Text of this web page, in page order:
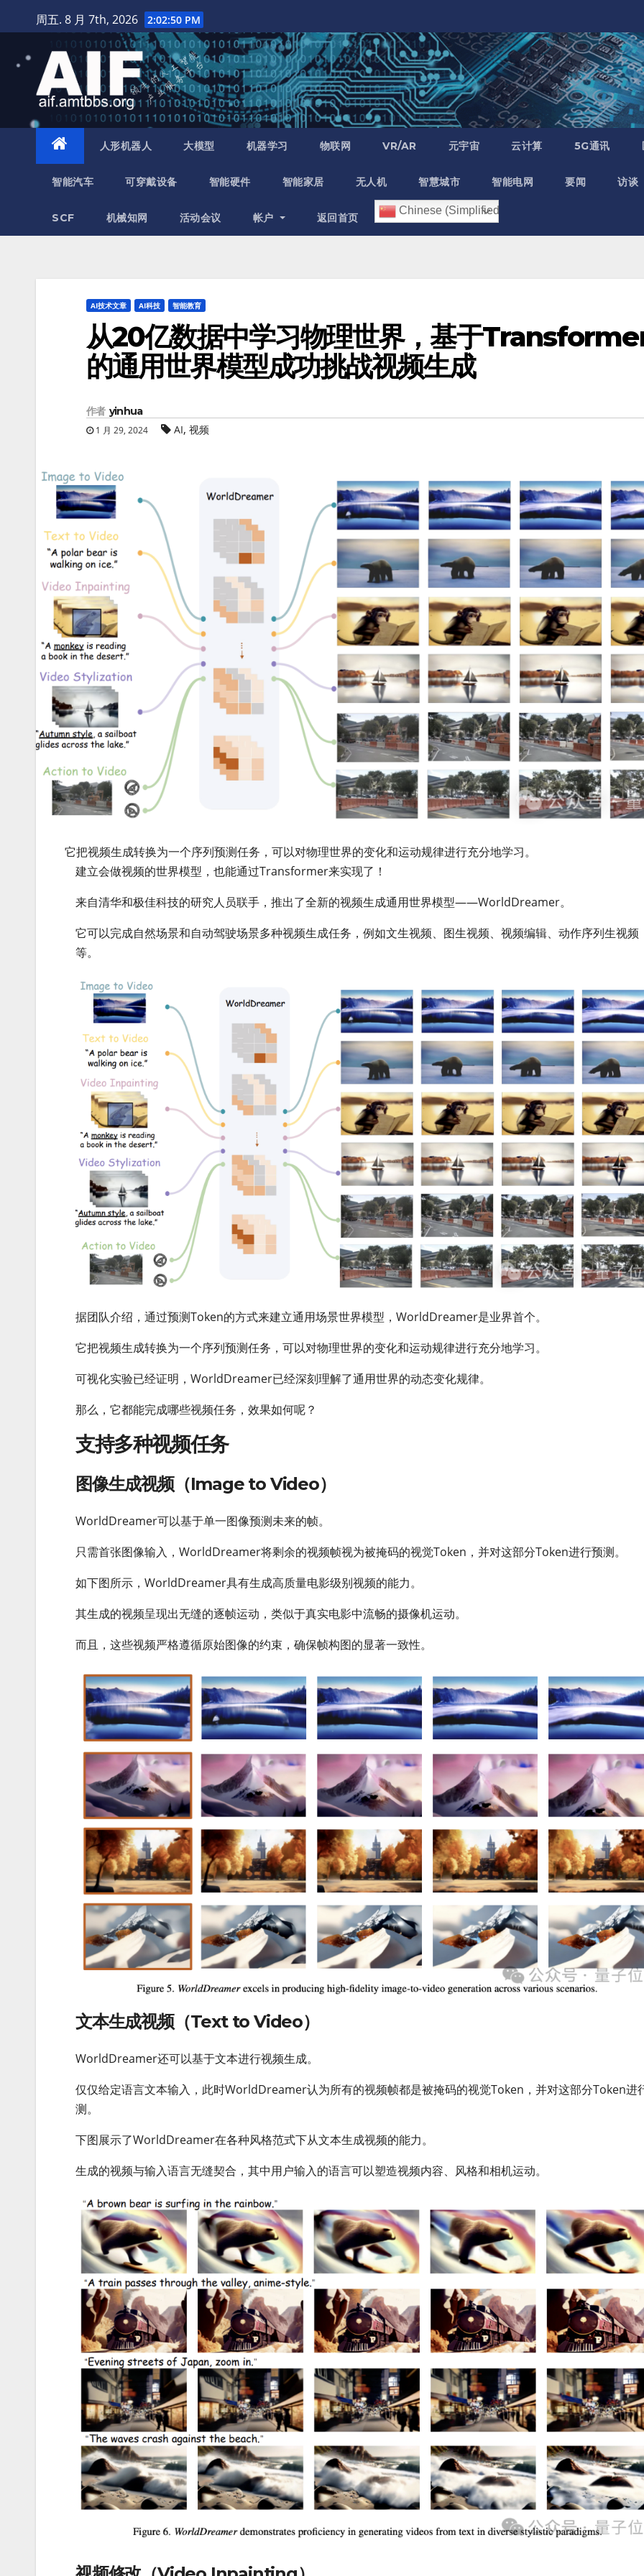
至
周五. 8 月 7th, 2026 2:02:52 PM
人形机器人 大模型 机器学习 物联网 VR/AR 元宇宙 云计算 5G通讯
智能汽车 可穿戴设备 智能硬件 智能家居 无人机 智慧城市 智能电网 要闻 访谈
SCF 机械知网 活动会议 帐户 返回首页
Chinese (Simplified)
AI技术文章 AI科技 智能教育
从20亿数据中学习物理世界，基于
的通用世界模型成功挑战视频生成
作者 yinhua
1 月 29, 2024 AI, 视频
它把视频生成转换为一个序列预测任务，可以对物理世界的变化和运动规律进行充分地学习。
建立会做视频的世界模型，也能通过Transformer来实现了！
来自清华和极佳科技的研究人员联手，推出了全新的视频生成通用世界模型——WorldDreamer。
它可以完成自然场景和自动驾驶场景多种视频生成任务，例如文生视频、图生视频、视频编辑、动作序列生视频
等。
据团队介绍，通过预测Token的方式来建立通用场景世界模型，WorldDreamer是业界首个。
它把视频生成转换为一个序列预测任务，可以对物理世界的变化和运动规律进行充分地学习。
可视化实验已经证明，WorldDreamer已经深刻理解了通用世界的动态变化规律。
那么，它都能完成哪些视频任务，效果如何呢？
支持多种视频任务
图像生成视频（Image to Video）
WorldDreamer可以基于单一图像预测未来的帧。
只需首张图像输入，WorldDreamer将剩余的视频帧视为被掩码的视觉Token，并对这部分Token进行预测。
如下图所示，WorldDreamer具有生成高质量电影级别视频的能力。
其生成的视频呈现出无缝的逐帧运动，类似于真实电影中流畅的摄像机运动。
而且，这些视频严格遵循原始图像的约束，确保帧构图的显著一致性。
文本生成视频（Text to Video）
WorldDreamer还可以基于文本进行视频生成。
仅仅给定语言文本输入，此时WorldDreamer认为所有的视频帧都是被掩码的视觉Token，并对这部分Token进
测。
下图展示了WorldDreamer在各种风格范式下从文本生成视频的能力。
生成的视频与输入语言无缝契合，其中用户输入的语言可以塑造视频内容、风格和相机运动。